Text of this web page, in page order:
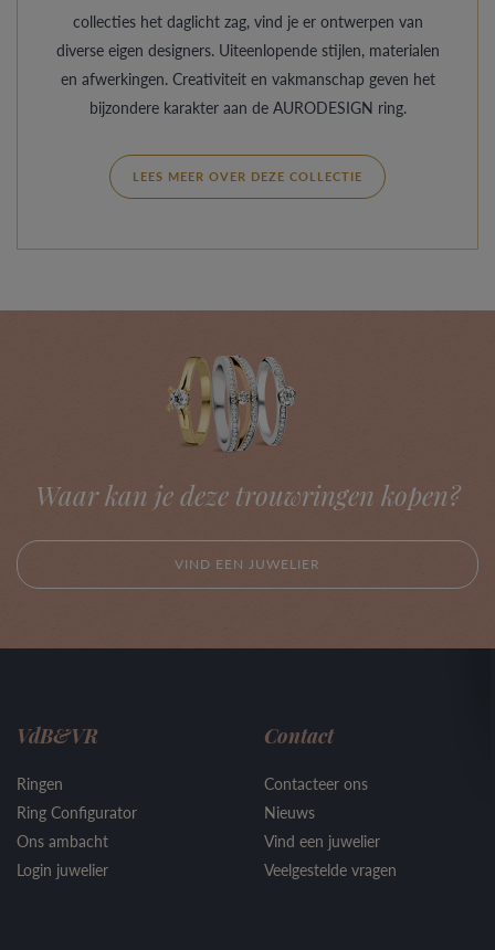
collecties het daglicht zag, vind je er ontwerpen van
diverse eigen designers. Uiteenlopende stijlen, materialen
en afwerkingen. Creativiteit en vakmanschap geven het
bijzondere karakter aan de AURODESIGN ring.
LEES MEER OVER DEZE COLLECTIE
Waar kan je deze trouwringen kopen?
VIND EEN JUWELIER
VdB&VR
Ringen
Ring Configurator
Ons ambacht
Login juwelier
Contact
Contacteer ons
Nieuws
Vind een juwelier
Veelgestelde vragen